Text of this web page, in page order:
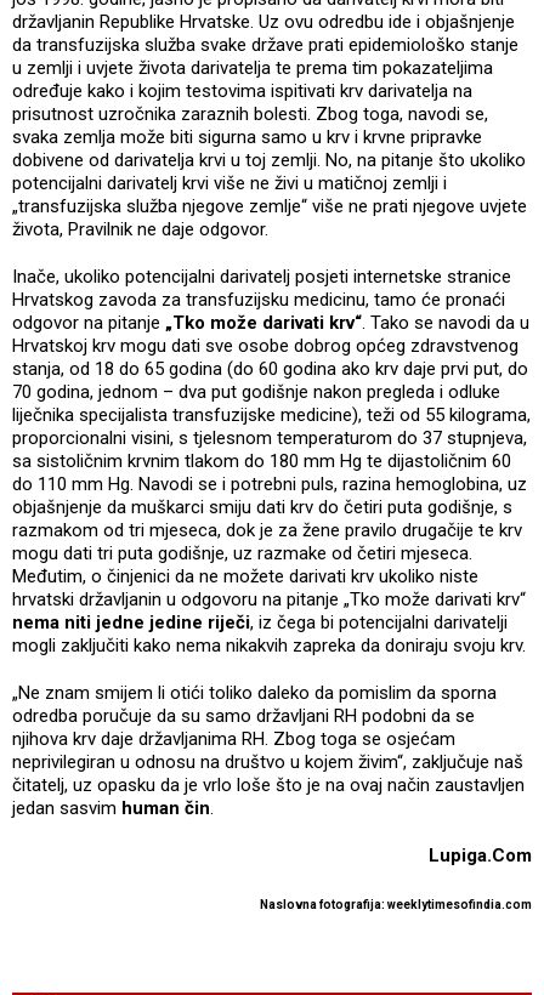
državljanin Republike Hrvatske. Uz ovu odredbu ide i objašnjenje
da transfuzijska služba svake države prati epidemiološko stanje
u zemlji i uvjete života darivatelja te prema tim pokazateljima
određuje kako i kojim testovima ispitivati krv darivatelja na
prisutnost uzročnika zaraznih bolesti. Zbog toga, navodi se,
svaka zemlja može biti sigurna samo u krv i krvne pripravke
dobivene od darivatelja krvi u toj zemlji. No, na pitanje što ukoliko
potencijalni darivatelj krvi više ne živi u matičnoj zemlji i
„transfuzijska služba njegove zemlje“ više ne prati njegove uvjete
života, Pravilnik ne daje odgovor.
Inače, ukoliko potencijalni darivatelj posjeti internetske stranice
Hrvatskog zavoda za transfuzijsku medicinu, tamo će pronaći
odgovor na pitanje „Tko može darivati krv“. Tako se navodi da u
Hrvatskoj krv mogu dati sve osobe dobrog općeg zdravstvenog
stanja, od 18 do 65 godina (do 60 godina ako krv daje prvi put, do
70 godina, jednom – dva put godišnje nakon pregleda i odluke
liječnika specijalista transfuzijske medicine), teži od 55 kilograma,
proporcionalni visini, s tjelesnom temperaturom do 37 stupnjeva,
sa sistoličnim krvnim tlakom do 180 mm Hg te dijastoličnim 60
do 110 mm Hg. Navodi se i potrebni puls, razina hemoglobina, uz
objašnjenje da muškarci smiju dati krv do četiri puta godišnje, s
razmakom od tri mjeseca, dok je za žene pravilo drugačije te krv
mogu dati tri puta godišnje, uz razmake od četiri mjeseca.
Međutim, o činjenici da ne možete darivati krv ukoliko niste
hrvatski državljanin u odgovoru na pitanje „Tko može darivati krv“
nema niti jedne jedine riječi, iz čega bi potencijalni darivatelji
mogli zaključiti kako nema nikakvih zapreka da doniraju svoju krv.
„Ne znam smijem li otići toliko daleko da pomislim da sporna
odredba poručuje da su samo državljani RH podobni da se
njihova krv daje državljanima RH. Zbog toga se osjećam
neprivilegiran u odnosu na društvo u kojem živim“, zaključuje naš
čitatelj, uz opasku da je vrlo loše što je na ovaj način zaustavljen
jedan sasvim human čin.
Lupiga.Com
Naslovna fotografija: weeklytimesofindia.com